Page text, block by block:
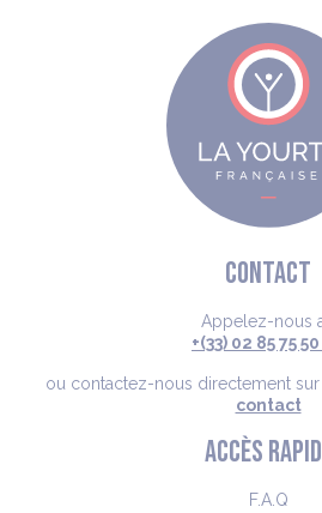
CONTACT
Appelez-nous
+(33) 02 85 75
ou contactez-nous directement
contact
ACCÈS
F.A.Q